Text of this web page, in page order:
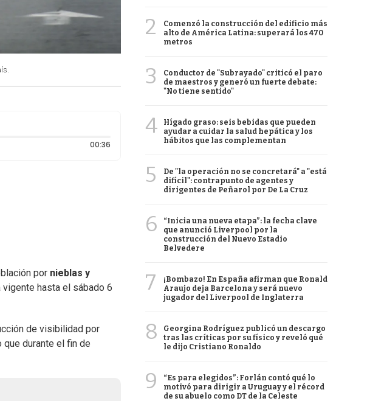
00:36Duración: 36 segundos
por nieblas y
hasta el sábado 6
de visibilidad por
que durante el fin de
2
Comenzó la construcción del edificio más
alto de América Latina: superará los 470
metros
3
Conductor de "Subrayado" criticó el paro
de maestros y generó un fuerte debate:
"No tiene sentido"
4
Hígado graso: seis bebidas que pueden
ayudar a cuidar la salud hepática y los
hábitos que las complementan
5
De "la operación no se concretará" a "está
difícil": contrapunto de agentes y
dirigentes de Peñarol por De La Cruz
6
“Inicia una nueva etapa”: la fecha clave
que anunció Liverpool por la
construcción del Nuevo Estadio
Belvedere
7
¡Bombazo! En España afirman que Ronald
Araujo deja Barcelona y será nuevo
jugador del Liverpool de Inglaterra
8
Georgina Rodríguez publicó un descargo
tras las críticas por su físico y reveló qué
le dijo Cristiano Ronaldo
9
“Es para elegidos”: Forlán contó qué lo
motivó para dirigir a Uruguay y el récord
de su abuelo como DT de la Celeste